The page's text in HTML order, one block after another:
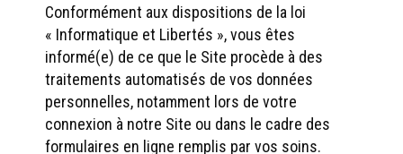
Conformément aux dispositions de la loi
« Informatique et Libertés », vous êtes
informé(e) de ce que le Site procède à des
traitements automatisés de vos données
personnelles, notamment lors de votre
connexion à notre Site ou dans le cadre des
formulaires en ligne remplis par vos soins.